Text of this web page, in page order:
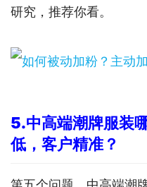
研究，推荐你看。
5.中高端潮牌服装
低，客户精准？